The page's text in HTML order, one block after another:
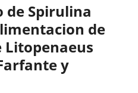
de Spirulina
de
Litopenaeus
y